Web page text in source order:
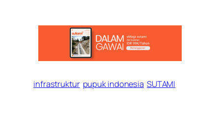
infrastruktur pupuk indonesia SUTAMI